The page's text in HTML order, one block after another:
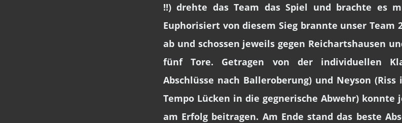
!!) drehte das Team das Spiel und brachte es
Euphorisiert von diesem Sieg brannte unser Team
ab und schossen jeweils gegen Reichartshausen
fünf Tore. Getragen von der individuellen
Abschlüsse nach Balleroberung) und Neyson
Tempo Lücken in die gegnerische Abwehr) konnte
am Erfolg beitragen. Am Ende stand das beste